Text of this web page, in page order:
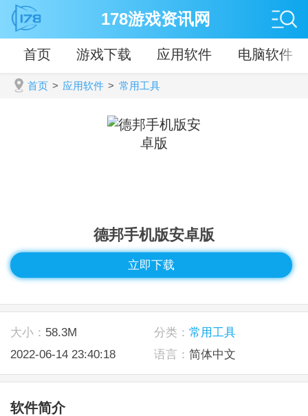
178游戏资讯网
首页 游戏下载 应用软件 电脑软件
首页 > 应用软件 > 常用工具
德邦手机版安卓版
立即下载
大小： 58.3M 分类： 常用工具
2022-06-14 23:40:18
语言： 简体中文
软件简介